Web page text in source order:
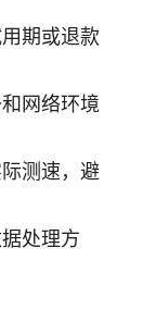
期或退款
网络环境
测速，避
处理方